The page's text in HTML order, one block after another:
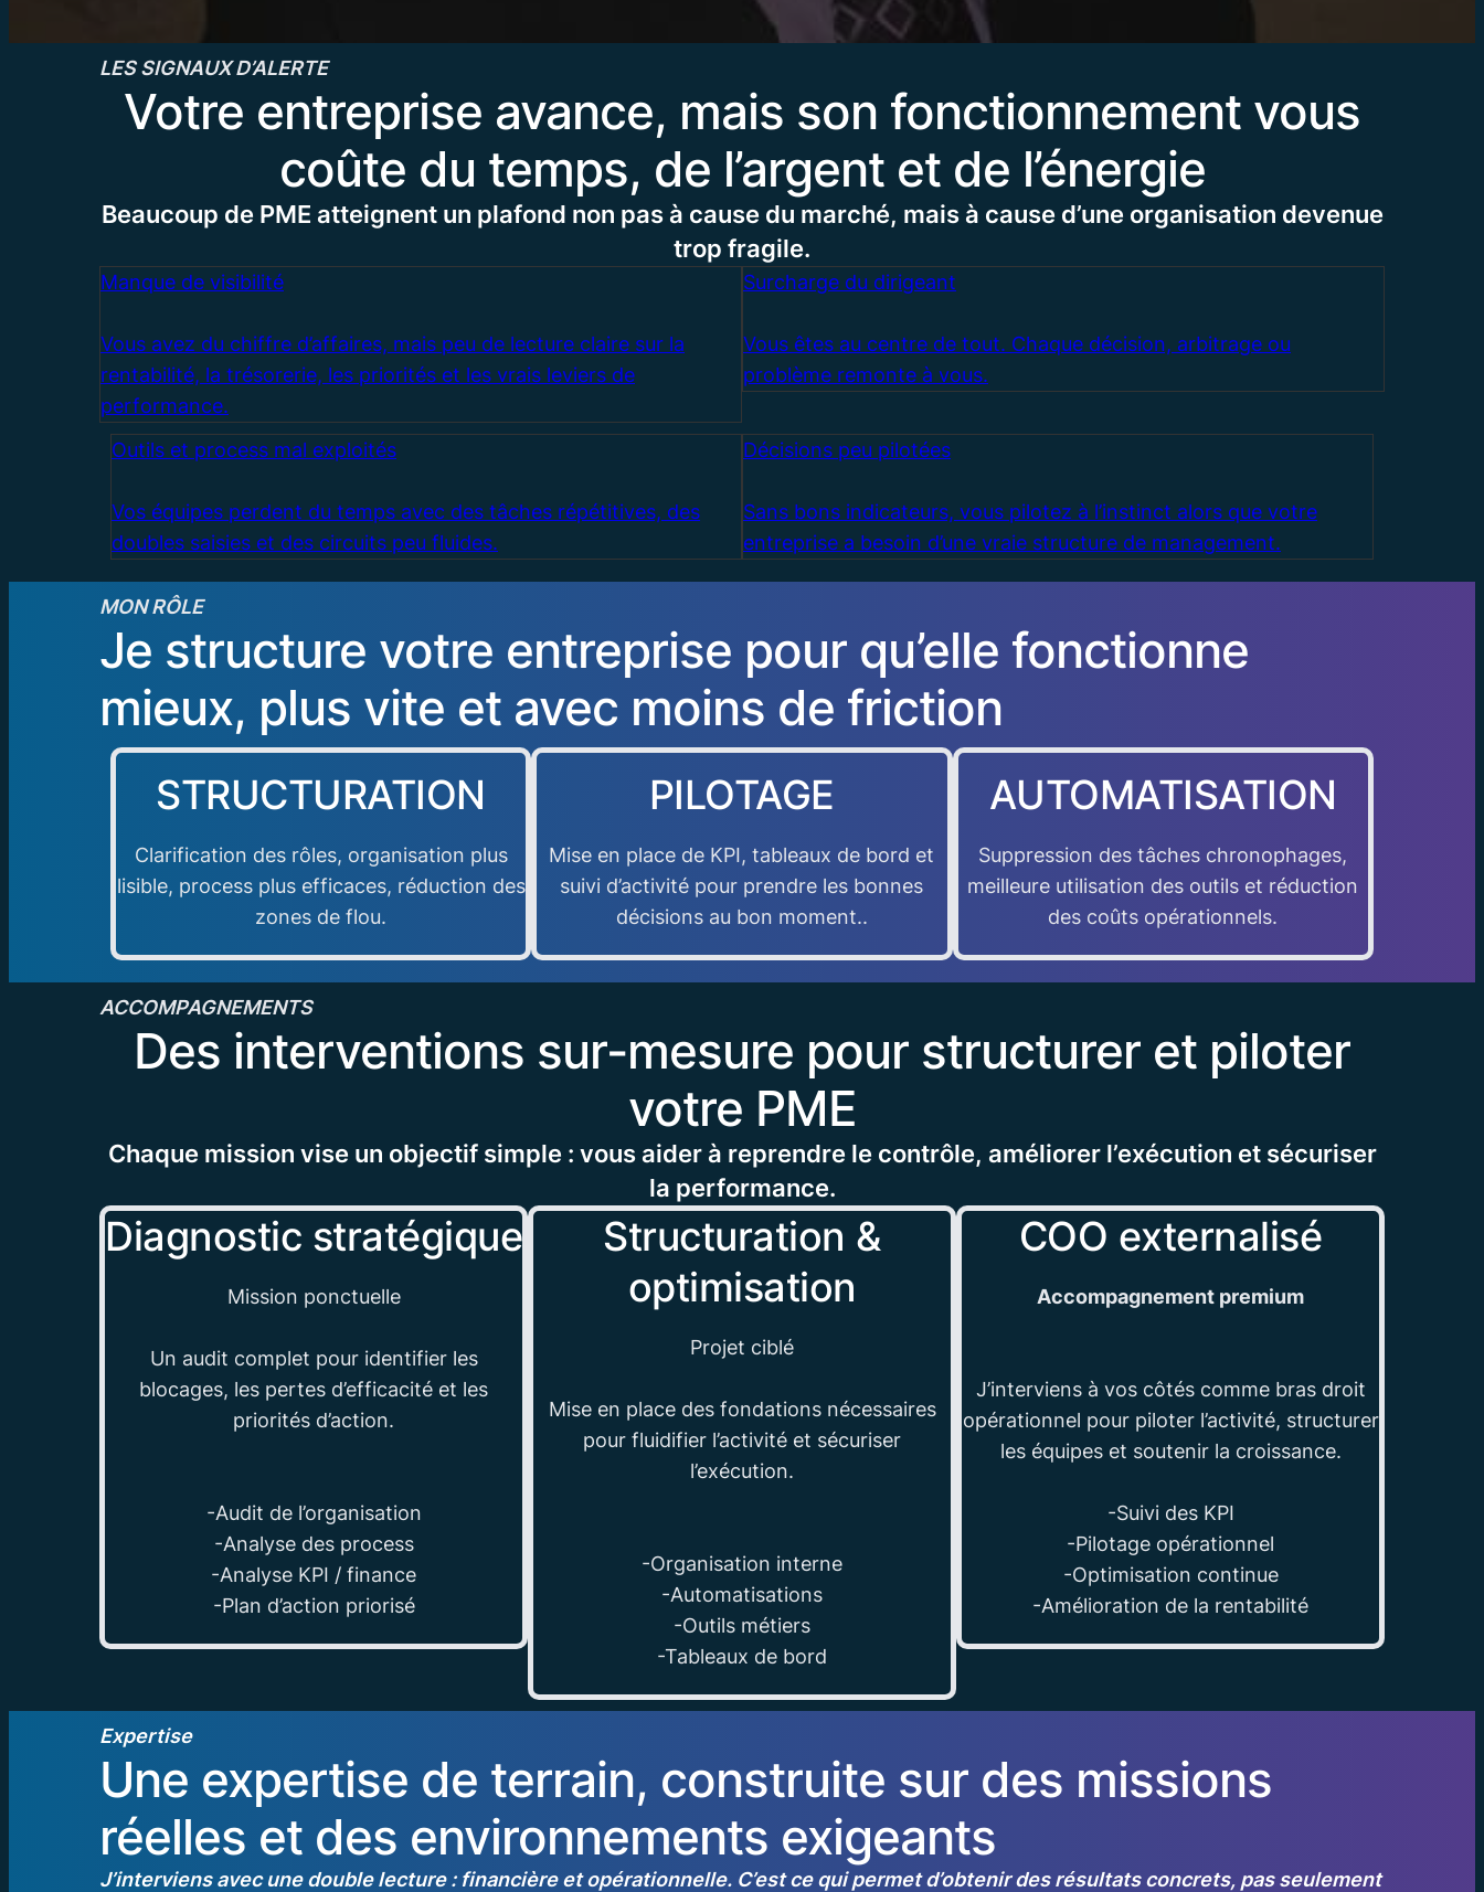
LES SIGNAUX D’ALERTE
Votre entreprise avance, mais son fonctionnement vous
coûte du temps, de l’argent et de l’énergie
Beaucoup de PME atteignent un plafond non pas à cause du marché, mais à cause d’une organisation devenue
trop fragile.
Manque de visibilité
Vous avez du chiffre d’affaires, mais peu de lecture claire sur la
rentabilité, la trésorerie, les priorités et les vrais leviers de
performance.
Surcharge du dirigeant
Vous êtes au centre de tout. Chaque décision, arbitrage ou
problème remonte à vous.
Outils et process mal exploités
Vos équipes perdent du temps avec des tâches répétitives, des
doubles saisies et des circuits peu fluides.
Décisions peu pilotées
Sans bons indicateurs, vous pilotez à l’instinct alors que votre
entreprise a besoin d’une vraie structure de management.
MON RÔLE
Je structure votre entreprise pour qu’elle fonctionne
mieux, plus vite et avec moins de friction
STRUCTURATION
Clarification des rôles, organisation plus
lisible, process plus efficaces, réduction des
zones de flou.
PILOTAGE
Mise en place de KPI, tableaux de bord et
suivi d’activité pour prendre les bonnes
décisions au bon moment..
AUTOMATISATION
Suppression des tâches chronophages,
meilleure utilisation des outils et réduction
des coûts opérationnels.
ACCOMPAGNEMENTS
Des interventions sur-mesure pour structurer et piloter
votre PME
Chaque mission vise un objectif simple : vous aider à reprendre le contrôle, améliorer l’exécution et sécuriser
la performance.
Diagnostic stratégique
Mission ponctuelle
Un audit complet pour identifier les
blocages, les pertes d’efficacité et les
priorités d’action.
-Audit de l’organisation
-Analyse des process
-Analyse KPI / finance
-Plan d’action priorisé
Structuration &
optimisation
Projet ciblé
Mise en place des fondations nécessaires
pour fluidifier l’activité et sécuriser
l’exécution.
-Organisation interne
-Automatisations
-Outils métiers
-Tableaux de bord
COO externalisé
Accompagnement premium
J’interviens à vos côtés comme bras droit
opérationnel pour piloter l’activité, structurer
les équipes et soutenir la croissance.
-Suivi des KPI
-Pilotage opérationnel
-Optimisation continue
-Amélioration de la rentabilité
Expertise
Une expertise de terrain, construite sur des missions
réelles et des environnements exigeants
J’interviens avec une double lecture : financière et opérationnelle. C’est ce qui permet d’obtenir des résultats concrets, pas seulement